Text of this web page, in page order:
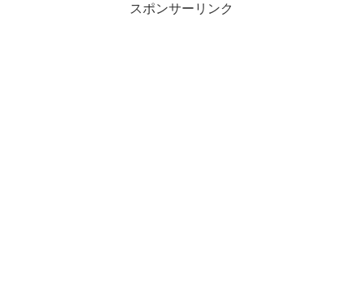
スポンサーリンク